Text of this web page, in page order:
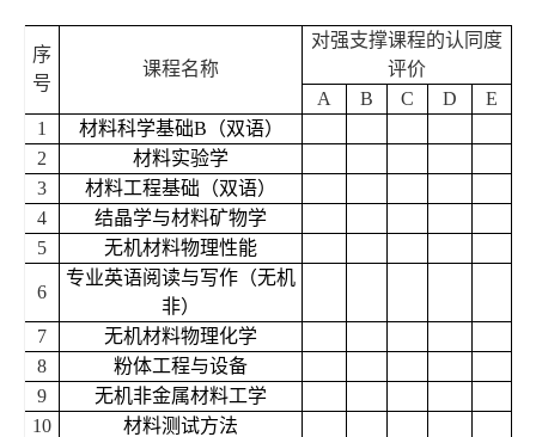
序
号
课程名称
对强支撑课程的认同度
评价
A
B C D
E
1
材料科学基础B （双语）
2
材料实验学
3
材料工程基础（双语）
4
结晶学与材料矿物学
5
无机材料物理性能
6
专业英语阅读与写作（无机
非）
7
无机材料物理化学
8
粉体工程与设备
9
无机非金属材料工学
10
材料测试方法